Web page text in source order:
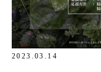
2023.03.14